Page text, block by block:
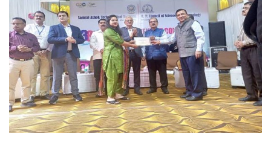
मध्य प्रदेश
छत्तीसगढ़
राजस्थान
पंजाब